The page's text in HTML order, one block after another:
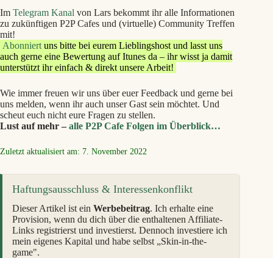
Im Telegram Kanal von Lars bekommt ihr alle Informationen
zu zukünftigen P2P Cafes und (virtuelle) Community Treffen
mit!
Abonniert uns bitte bei eurem Lieblingshost und lasst uns
auch gerne eine Bewertung auf Itunes da – ihr wisst ja damit
unterstützt ihr einfach & direkt unsere Arbeit!
Wie immer freuen wir uns über euer Feedback und gerne bei
uns melden, wenn ihr auch unser Gast sein möchtet. Und
scheut euch nicht eure Fragen zu stellen.
Lust auf mehr –alle P2P Cafe Folgen im Überblick…
Zuletzt aktualisiert am: 7. November 2022
Haftungsausschluss & Interessenkonflikt
Dieser Artikel ist ein Werbebeitrag. Ich erhalte eine
Provision, wenn du dich über die enthaltenen Affiliate-
Links registrierst und investierst. Dennoch investiere ich
mein eigenes Kapital und habe selbst „Skin-in-the-
game".